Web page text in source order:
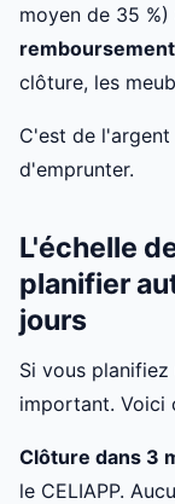
moyen de 35
clôture, les
C'est de
d'emprunter.
L'échelle
planifier
jours
Si vous planifiez
important. Voici
Clôture dans 3
le CELIAPP.